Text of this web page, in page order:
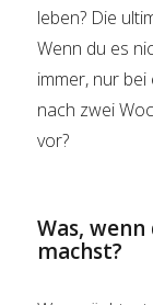
leben? Die
Wenn du es
immer, nur
nach zwei
vor?
Was,
machst?